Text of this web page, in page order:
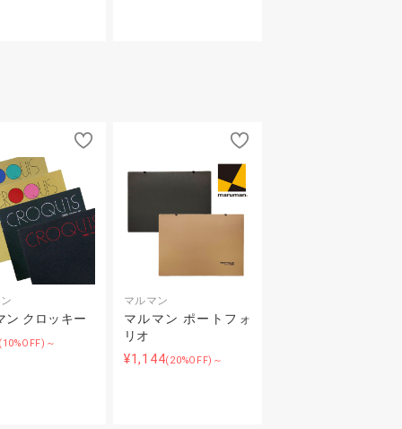
ン クロッキー
～
マルマン
マルマン ポートフォ
リオ
¥1,144(20%OFF)～